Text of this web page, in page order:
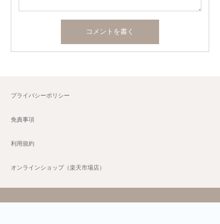
プライバシーポリシー
免責事項
利用規約
オンラインショップ（楽天市場店）